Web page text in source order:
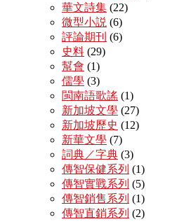
華文詩集 (22)
微型小説 (6)
評論期刊 (6)
史料 (29)
幫會 (1)
儒學 (3)
閩南語歌謠 (1)
新加坡文學 (27)
新加坡歷史 (12)
新華文學 (7)
詞典／字典 (3)
傳智保健系列 (1)
傳智實戰系列 (5)
傳智銷售系列 (1)
傳智直銷系列 (2)